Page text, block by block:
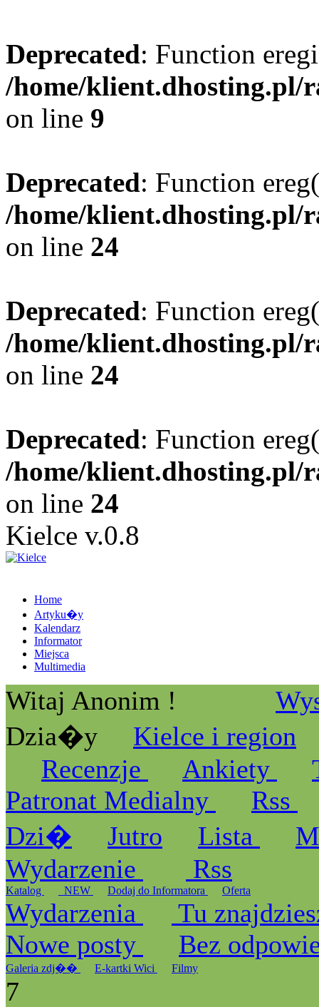
Deprecated: Function
/home/klient.dhosting.pl/
on line 9
Deprecated: Function
/home/klient.dhosting.pl/
on line 24
Deprecated: Function
/home/klient.dhosting.pl/
on line 24
Deprecated: Function
/home/klient.dhosting.pl/
on line 24
Kielce v.0.8
Home
Artyku�y
Kalendarz
Informator
Miejsca
Multimedia
Witaj Anonim !
Dzia�y
Kielce i region
Recenzje
Ankiety
Patronat Medialny
Rss
Dzi�
Jutro Lista
Wydarzenie
Rss
Katalog _NEW Dodaj do Informatora Oferta
Wydarzenia
Tu
Nowe posty
Bez
Galeria zdj�� E-kartki Wici Filmy
7